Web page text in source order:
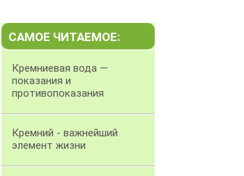
САМОЕ ЧИТАЕМОЕ:
Кремниевая вода —
показания и
противопоказания
Кремний - важнейший
элемент жизни